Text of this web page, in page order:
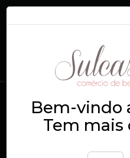
Mingorra
Bem-vindo
Tem mais